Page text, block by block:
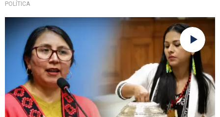
POLÍTICA
Persisten las dudas